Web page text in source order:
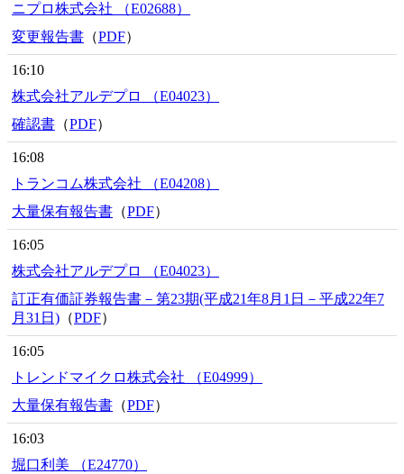
ニプロ株式会社 （E02688）
変更報告書 （PDF）
16:10
株式会社アルデプロ （E04023）
確認書 （PDF）
16:08
トランコム株式会社 （E04208）
大量保有報告書 （PDF）
16:05
株式会社アルデプロ （E04023）
訂正有価証券報告書－第23期(平成21年8月1日－平成22年7
月31日) （PDF）
16:05
トレンドマイクロ株式会社 （E04999）
大量保有報告書 （PDF）
16:03
堀口利美 （E24770）